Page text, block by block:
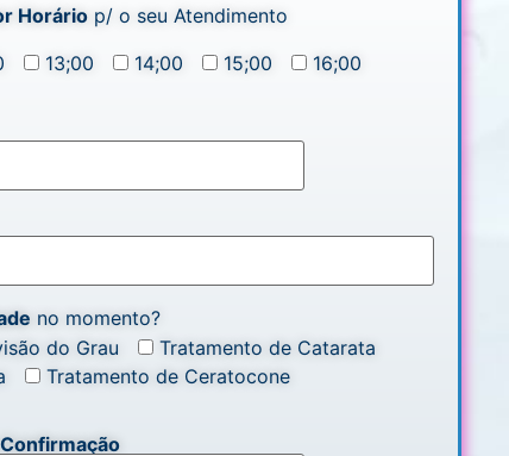
Horário p/ o seu Atendimento
13;00 14;00 15;00
16;00
no momento?
do Grau
Tratamento de Catarata
Tratamento de Ceratocone